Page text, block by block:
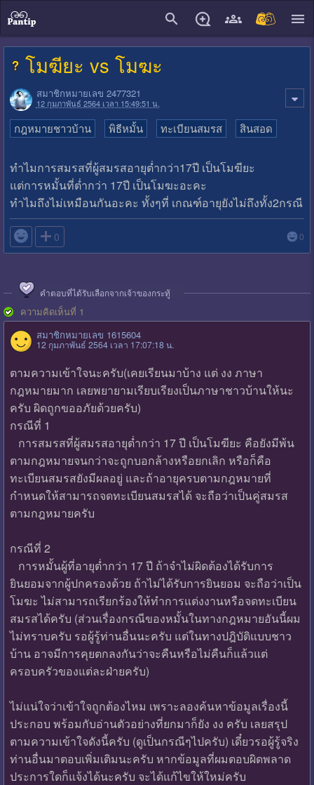
โมฆียะ vs โมฆะ
สมาชิกหมายเลข 2477321
12 กุมภาพันธ์ 2564 เวลา 15:49:51 น.
กฎหมายชาวบ้าน พิธีหมั้น ทะเบียนสมรส สินสอด
ทำไมการสมรสที่ผู้สมรสอายุต่ำกว่า17ปี เป็นโมฆียะ
แต่การหมั้นที่ต่ำกว่า 17ปี เป็นโมฆะอะคะ
ทำไมถึงไม่เหมือนกันอะคะ ทั้งๆที่ เกณฑ์อายุยังไม่ถึงทั้ง2กรณี
 0 0
คำตอบที่ได้รับเลือกจากเจ้าของกระทู้
ความคิดเห็นที่ 1
สมาชิกหมายเลข 1615604
12 กุมภาพันธ์ 2564 เวลา 17:07:18 น.
ตามความเข้าใจนะครับ(เคยเรียนมาบ้าง แต่ งง ภาษา
กฎหมายมาก เลยพยายามเรียบเรียงเป็นภาษาชาวบ้านให้นะ
ครับ ผิดถูกขออภัยด้วยครับ)
กรณีที่ 1
การสมรสที่ผู้สมรสอายุต่ำกว่า 17 ปี เป็นโมฆียะ คือยังมีพ้น
ตามกฎหมายจนกว่าจะถูกบอกล้างหรือยกเลิก หรือก็คือ
ทะเบียนสมรสยังมีผลอยู่ และถ้าอายุครบตามกฎหมายที่
กำหนดให้สามารถจดทะเบียนสมรสได้ จะถือว่าเป็นคู่สมรส
ตามกฎหมายครับ
กรณีที่ 2
การหมั้นผู้ที่อายุต่ำกว่า 17 ปี ถ้าจำไม่ผิดต้องได้รับการ
ยินยอมจากผู้ปกครองด้วย ถ้าไม่ได้รับการยินยอม จะถือว่าเป็น
โมฆะ ไม่สามารถเรียกร้องให้ทำการแต่งงานหรือจดทะเบียน
สมรสได้ครับ (ส่วนเรื่องกรณีของหมั้นในทางกฎหมายอันนี้ผม
ไม่ทราบครับ รอผู้รู้ท่านอื่นนะครับ แต่ในทางปฎิบัติแบบชาว
บ้าน อาจมีการคุยตกลงกันว่าจะคืนหรือไม่คืนก็แล้วแต่
ครอบครัวของแต่ละฝ่ายครับ)
ไม่แน่ใจว่าเข้าใจถูกต้องไหม เพราะลองค้นหาข้อมูลเรื่องนี้
ประกอบ พร้อมกับอ่านตัวอย่างที่ยกมาก็ยัง งง ครับ เลยสรุป
ตามความเข้าใจดังนี้ครับ (ดูเป็นกรณีๆไปครับ) เดี๋ยวรอผู้รู้จริง
ท่านอื่นมาตอบเพิ่มเติมนะครับ หากข้อมูลที่ผมตอบผิดพลาด
ประการใดก็แจ้งได้นะครับ จะได้แก้ไขให้ใหม่ครับ
close